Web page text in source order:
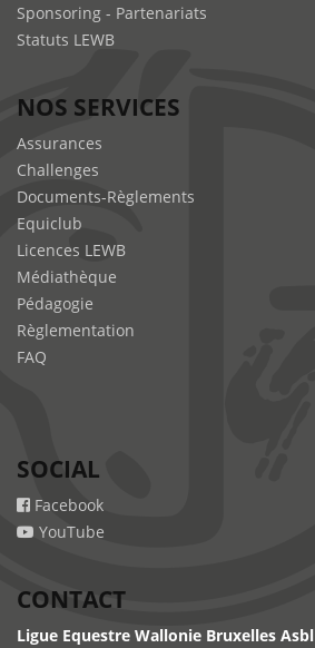
Sponsoring - Partenariats
Statuts LEWB
NOS SERVICES
Assurances
Challenges
Documents-Règlements
Equiclub
Licences LEWB
Médiathèque
Pédagogie
Règlementation
FAQ
SOCIAL
Facebook
YouTube
CONTACT
Ligue Equestre Wallonie Bruxelles Asbl